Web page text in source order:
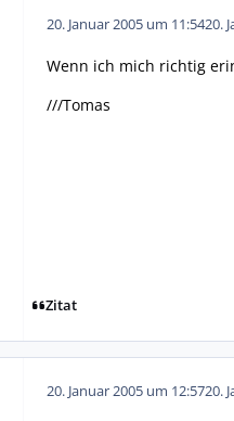
20. Januar 2005 um 11:5420.
Wenn ich mich richtig
///Tomas
Zitat
20. Januar 2005 um 12:5720.